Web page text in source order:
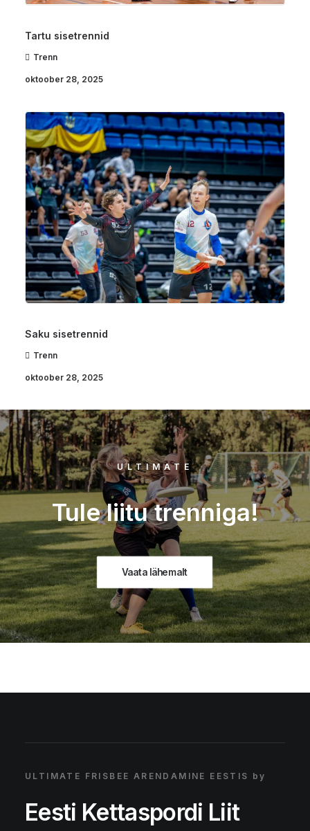
oktoober 28, 2025
Saku sisetrennid
ULTIMATE
Tule liitu trenniga!
Vaata lähemalt
ULTIMATE FRISBEE ARENDAMINE EESTIS by
Eesti Kettaspordi Liit